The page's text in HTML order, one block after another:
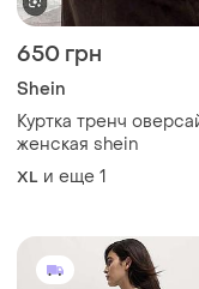
650 грн
Shein
Куртка тренч
женская shein
XL и еще 1